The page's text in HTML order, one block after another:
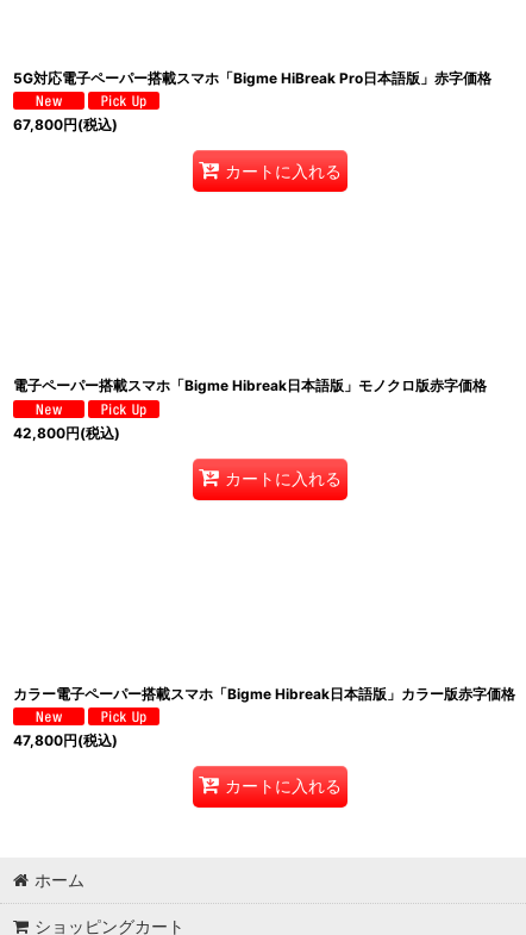
5G対応電子ペーパー搭載スマホ「Bigme HiBreak Pro日本語版」赤字価格
67,800円(税込)
カートに入れる
電子ペーパー搭載スマホ「Bigme Hibreak日本語版」モノクロ版赤字価格
42,800円(税込)
カートに入れる
カラー電子ペーパー搭載スマホ「Bigme Hibreak日本語版」カラー版赤字価格
47,800円(税込)
カートに入れる
ホーム
ショッピングカート